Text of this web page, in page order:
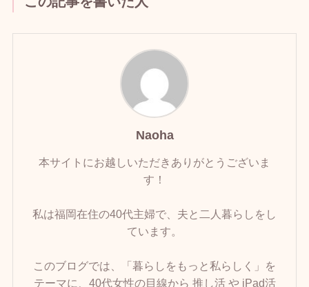
Naoha
本サイトにお越しいただきありがとうございま
す！
私は福岡在住の40代主婦で、夫と二人暮らしをし
ています。
このブログでは、「暮らしをもっと私らしく」を
テーマに、40代女性の目線から 推し活 や iPad活